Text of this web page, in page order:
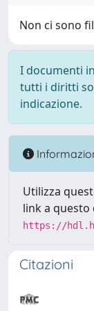
Non ci sono
I documenti
tutti i diritti
indicazione.
Utilizza
link a
https://
Citazioni